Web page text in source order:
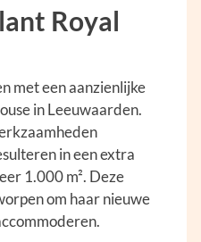
Royal
met een aanzienlijke
in Leeuwaarden.
in een extra
1.000 m². Deze
om haar nieuwe